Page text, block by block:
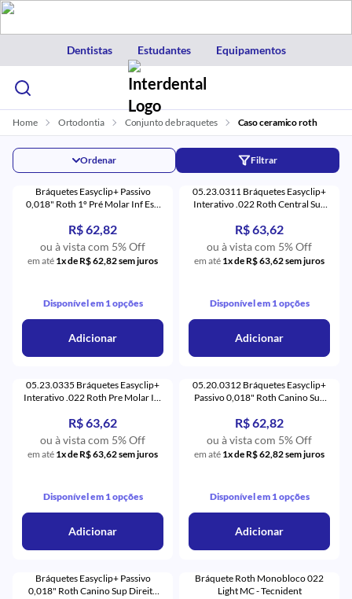
Dentistas Estudantes Equipamentos
Home Ortodontia Conjunto de braquetes Caso ceramico roth
Filtrar
Ordenar
Bráquetes Easyclip+ Passivo
0,018" Roth 1º Pré Molar Inf Esq
R$ 62,82
ou à vista com 5% Off
em até 1x de R$ 62,82 sem juros
Disponível em 1 opções
Adicionar
05.23.0311 Bráquetes Easyclip+
Interativo .022 Roth Central Sup
R$ 63,62
ou à vista com 5% Off
em até 1x de R$ 63,62 sem juros
Disponível em 1 opções
Adicionar
05.23.0335 Bráquetes Easyclip+
Interativo .022 Roth Pre Molar Inf
- Aditek
R$ 63,62
ou à vista com 5% Off
em até 1x de R$ 63,62 sem juros
Disponível em 1 opções
Adicionar
05.20.0312 Bráquetes Easyclip+
Passivo 0,018" Roth Canino Sup
R$ 62,82
ou à vista com 5% Off
em até 1x de R$ 62,82 sem juros
Disponível em 1 opções
Adicionar
Bráquetes Easyclip+ Passivo
0,018" Roth Canino Sup Direito
Bráquete Roth Monobloco 022
Light MC - Tecnident